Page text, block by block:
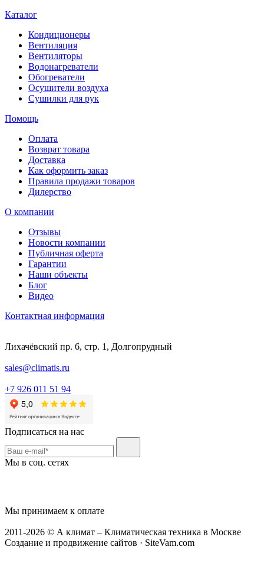
Каталог
Кондиционеры
Вентиляция
Вентиляторы
Водонагреватели
Обогреватели
Осушители воздуха
Сушилки для рук
Помощь
Оплата
Возврат товара
Доставка
Как оформить заказ
Правила продажи товаров
Дилерство
О компании
Отзывы
Новости компании
Публичная оферта
Гарантии
Наши объекты
Блог
Видео
Контактная информация
Лихачёвский пр. 6, стр. 1, Долгопрудный
sales@climatis.ru
+7 926 011 51 94
Подписаться на нас
Мы в соц. сетях
Мы принимаем к оплате
2011-2026 © А климат – Климатическая техника в Москве
Создание и продвижение сайтов · SiteVam.com